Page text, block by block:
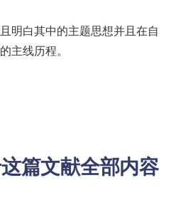
明白其中的主题思想并且在自
主线历程。
篇文献全部内容